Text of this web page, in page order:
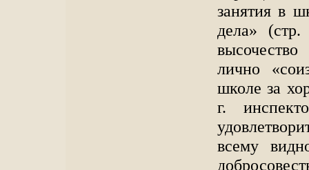
занятия в
дела»
лично
школе за
г.
всему